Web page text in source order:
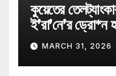
কুয়েতের
ই’রা’নে’র ড্রো*ন
MARCH 31, 2026